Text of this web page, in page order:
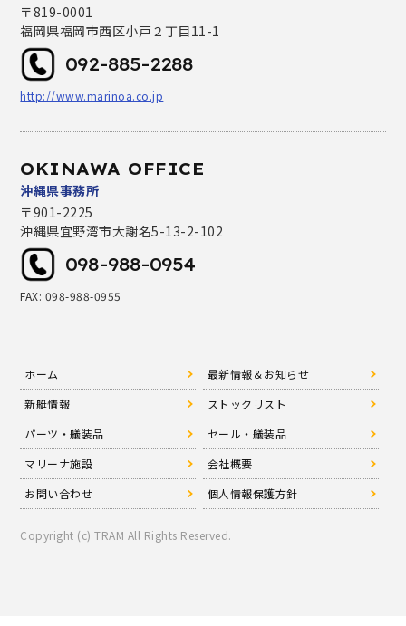
〒819-0001
福岡県福岡市西区小戸２丁目11-1
092-885-2288
http://www.marinoa.co.jp
沖縄県事務所
OKINAWA OFFICE
〒901-2225
沖縄県宜野湾市大謝名5-13-2-102
098-988-0954
FAX: 098-988-0955
ホーム
最新情報＆お知らせ
新艇情報
ストックリスト
パーツ・艤装品
セール・艤装品
マリーナ施設
会社概要
お問い合わせ
個人情報保護方針
Copyright (c) TRAM All Rights Reserved.